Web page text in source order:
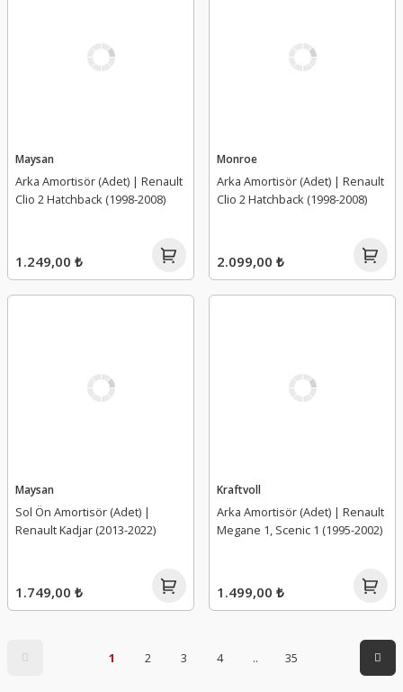
Maysan
Arka Amortisör (Adet) | Renault
Clio 2 Hatchback (1998-2008)
1.249,00 ₺
Monroe
Arka Amortisör (Adet) | Renault
Clio 2 Hatchback (1998-2008)
2.099,00 ₺
Maysan
Sol Ön Amortisör (Adet) |
Renault Kadjar (2013-2022)
1.749,00 ₺
Kraftvoll
Arka Amortisör (Adet) | Renault
Megane 1, Scenic 1 (1995-2002)
1.499,00 ₺
1 2 3 4 .. 35